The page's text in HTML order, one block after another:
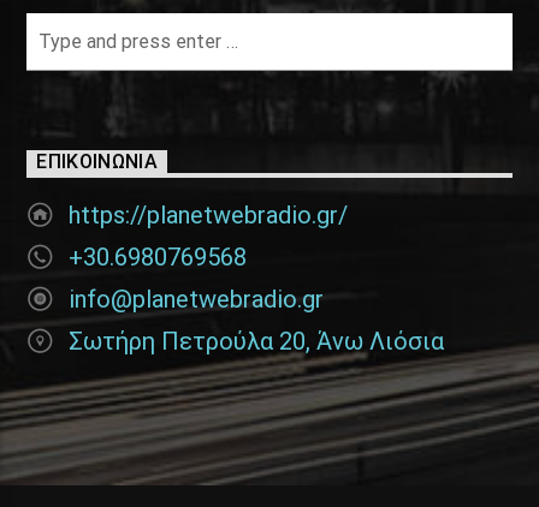
ΕΠΙΚΟΙΝΩΝΊΑ
https://planetwebradio.gr/
+30.6980769568
info@planetwebradio.gr
Σωτήρη Πετρούλα 20, Άνω Λιόσια